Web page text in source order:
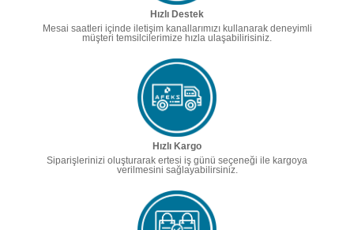
Hızlı Destek
Mesai saatleri içinde iletişim kanallarımızı kullanarak deneyimli
müşteri temsilcilerimize hızla ulaşabilirisiniz.
Hızlı Kargo
Siparişlerinizi oluşturarak ertesi iş günü seçeneği ile kargoya
verilmesini sağlayabilirsiniz.